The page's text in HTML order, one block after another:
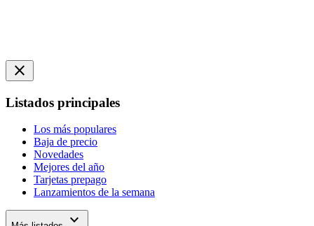
close
Listados principales
Los más populares
Baja de precio
Novedades
Mejores del año
Tarjetas prepago
Lanzamientos de la semana
expand_more